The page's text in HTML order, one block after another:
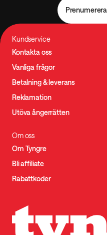
Kundservice
Kontakta oss
Vanliga frågor
Betalning & leverans
Reklamation
Utöva ångerrätten
Om oss
Om Tyngre
Bli affiliate
Rabattkoder